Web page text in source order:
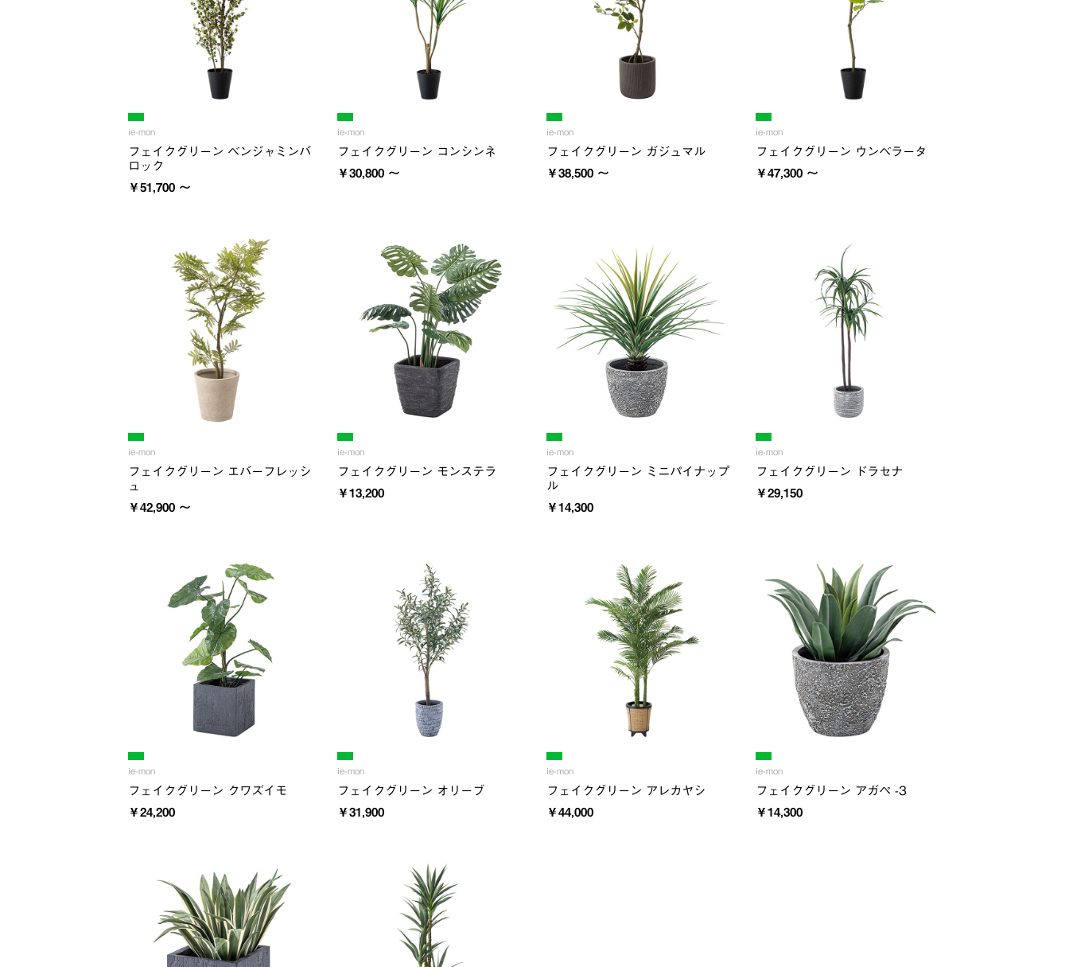
ie-mon
フェイクグリーン ベンジャミンバ
ロック
￥51,700 ～
ie-mon
フェイクグリーン コンシンネ
￥30,800 ～
ie-mon
フェイクグリーン ガジュマル
￥38,500 ～
ie-mon
フェイクグリーン ウンベラータ
￥47,300 ～
ie-mon
フェイクグリーン エバーフレッシ
ュ
￥42,900 ～
ie-mon
フェイクグリーン モンステラ
￥13,200
ie-mon
フェイクグリーン ミニパイナップ
ル
￥14,300
ie-mon
フェイクグリーン ドラセナ
￥29,150
ie-mon
フェイクグリーン クワズイモ
￥24,200
ie-mon
フェイクグリーン オリーブ
￥31,900
ie-mon
フェイクグリーン アレカヤシ
￥44,000
ie-mon
フェイクグリーン アガペ -3
￥14,300